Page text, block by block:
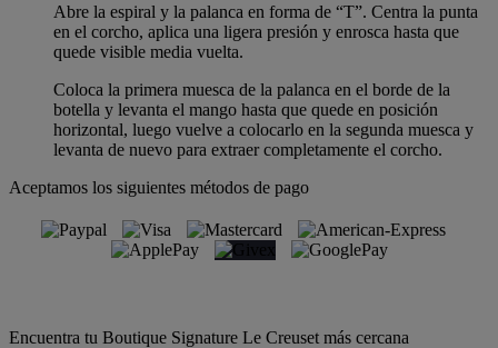
Abre la espiral y la palanca en forma de “T”. Centra la punta
en el corcho, aplica una ligera presión y enrosca hasta que
quede visible media vuelta.
Coloca la primera muesca de la palanca en el borde de la
botella y levanta el mango hasta que quede en posición
horizontal, luego vuelve a colocarlo en la segunda muesca y
levanta de nuevo para extraer completamente el corcho.
Aceptamos los siguientes métodos de pago
Encuentra tu Boutique Signature Le Creuset más cercana